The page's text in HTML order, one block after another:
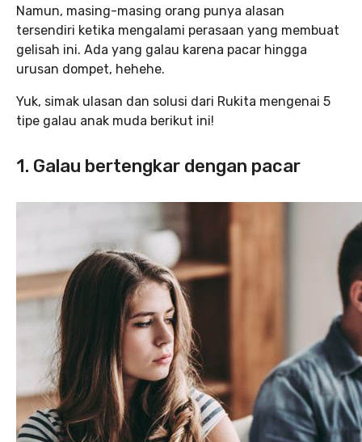
Namun, masing-masing orang punya alasan
tersendiri ketika mengalami perasaan yang membuat
gelisah ini. Ada yang galau karena pacar hingga
urusan dompet, hehehe.
Yuk, simak ulasan dan solusi dari Rukita mengenai 5
tipe galau anak muda berikut ini!
1. Galau bertengkar dengan pacar